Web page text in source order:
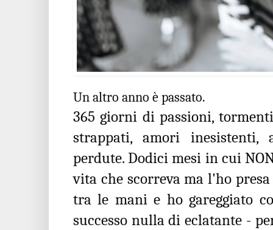
Un altro anno è passato.
365 giorni di passioni,
strappati, amori inesistenti,
perdute. Dodici mesi in cui
vita che scorreva ma l'ho
tra le mani e ho gareggiato
successo nulla di eclatante -